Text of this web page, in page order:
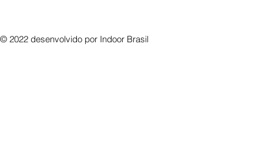
© 2022 desenvolvido por Indoor Brasil